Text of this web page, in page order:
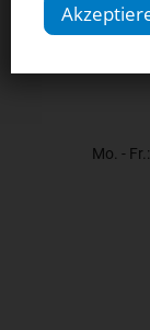
Mo. -